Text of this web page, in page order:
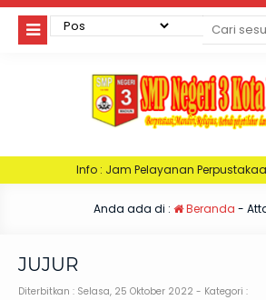
: Jam Pelayanan Perpustakaan Kartini SMPN
Anda ada di : Beranda -
JUJUR
Diterbitkan : Selasa, 25 Oktober 2022 - Kategori :